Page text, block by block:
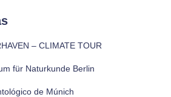
– CLIMATE TOUR
für Naturkunde Berlin
de Múnich